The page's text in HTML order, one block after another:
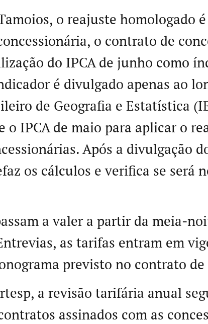
o reajuste homologado
o contrato de
do IPCA de junho como
é divulgado apenas ao
de Geografia e Estatística
IPCA de maio para aplicar o
Após a divulgação
os cálculos e verifica se será
a valer a partir da meia-
as tarifas entram em
previsto no contrato de
a revisão tarifária anual
assinados com as